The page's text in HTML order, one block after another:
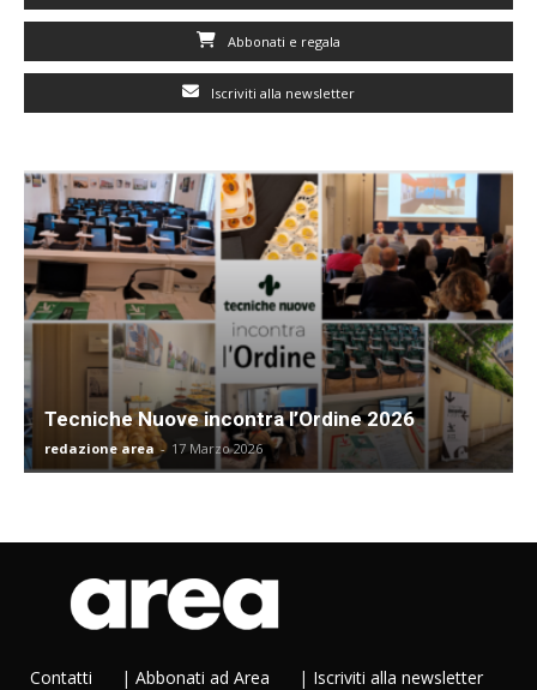
Abbonati e regala
Iscriviti alla newsletter
Tecniche Nuove incontra l’Ordine 2026
redazione area - 17 Marzo 2026
Contatti | Abbonati ad Area | Iscriviti alla newsletter